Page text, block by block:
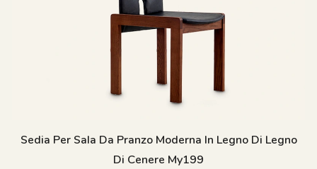
Sedia Per Sala Da Pranzo Moderna In Legno Di Legno
Di Cenere My199